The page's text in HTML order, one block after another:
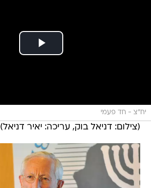
יח"צ - חד פעמי
(צילום: דניאל בוק, עריכה: יאיר דניאל)